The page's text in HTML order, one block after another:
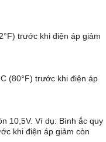
trước khi điện áp giảm
(80°F) trước khi điện áp
10,5V. Ví dụ: Bình ắc quy
khi điện áp giảm còn